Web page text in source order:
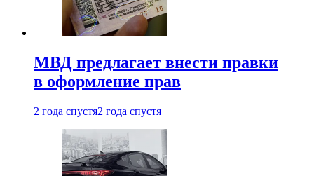
МВД предлагает внести правки
в оформление прав
2 года спустя2 года спустя